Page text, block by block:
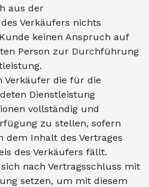
aus der
Verkäufers nichts
keinen Anspruch auf
Person zur Durchführung
Verkäufer die für die
Dienstleistung
vollständig und
zu stellen, sofern
dem Inhalt des Vertrages
des Verkäufers fällt.
nach Vertragsschluss mit
setzen, um mit diesem